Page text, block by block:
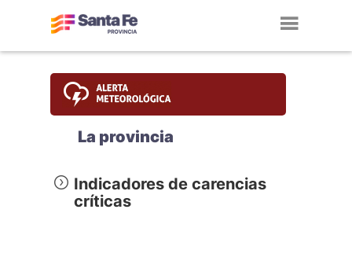
La provincia
Indicadores de carencias
críticas